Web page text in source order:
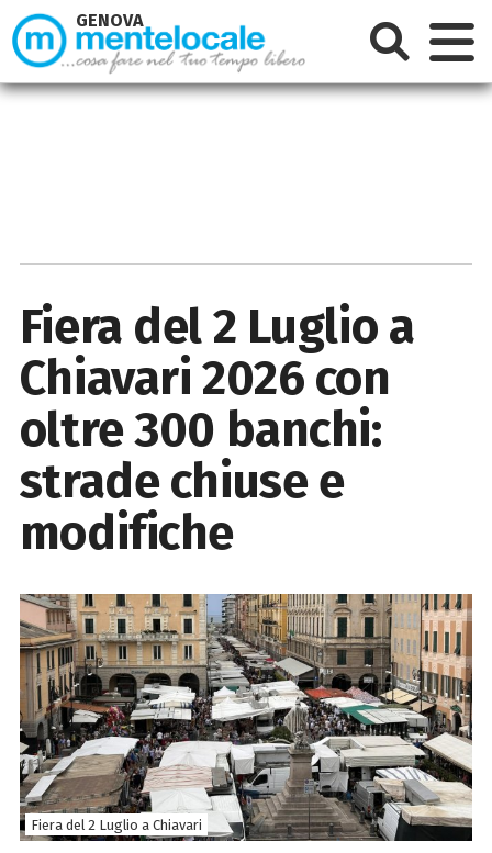
Fiera del 2 Luglio a
Chiavari 2026 con
oltre 300 banchi:
strade chiuse e
modifiche
Fiera del 2 Luglio a Chiavari
GENOVA